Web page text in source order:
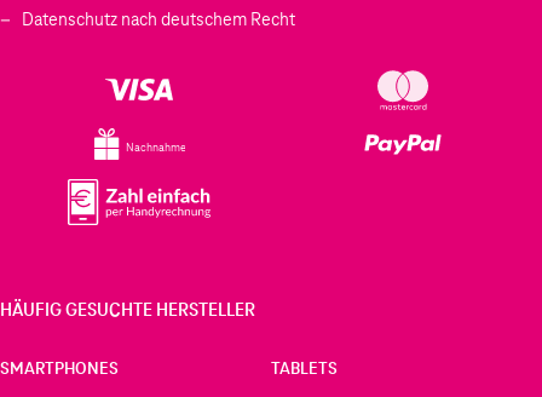
Datenschutz nach deutschem Recht
Nachnahme
HÄUFIG GESUCHTE HERSTELLER
SMARTPHONES TABLETS